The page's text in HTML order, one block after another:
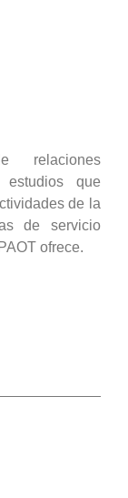
relaciones
estudios que
de la
de servicio
ofrece.